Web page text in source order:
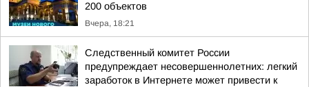
200 объектов
Вчера, 18:21
Следственный комитет России
предупреждает несовершеннолетних: легкий
заработок в Интернете может привести к